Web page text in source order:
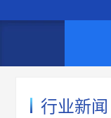
行业新闻